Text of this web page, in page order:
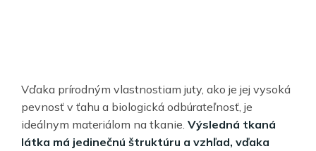
Vďaka prírodným vlastnostiam juty, ako je jej vysoká
pevnosť v ťahu a biologická odbúrateľnosť, je
ideálnym materiálom na tkanie. Výsledná tkaná
látka má jedinečnú štruktúru a vzhľad, vďaka